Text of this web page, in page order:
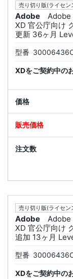
売り切り版(ライセン
Adobe
Adobe
XD 官公庁向け
更新 36ヶ月
型番
XDをご契約中の
売り切り版(ライセン
Adobe
Adobe
XD 官公庁向け
追加 13ヶ月
型番
XDをご契約中の